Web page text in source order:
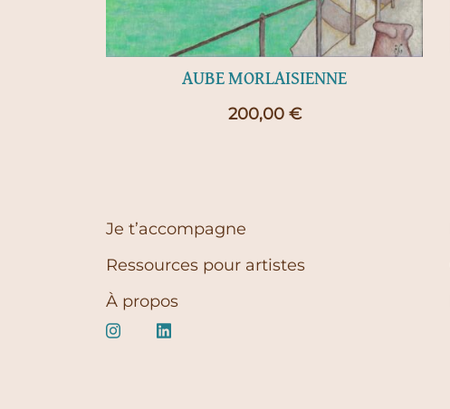
AUBE MORLAISIENNE
200,00 €
Je t’accompagne
Ressources pour artistes
À propos